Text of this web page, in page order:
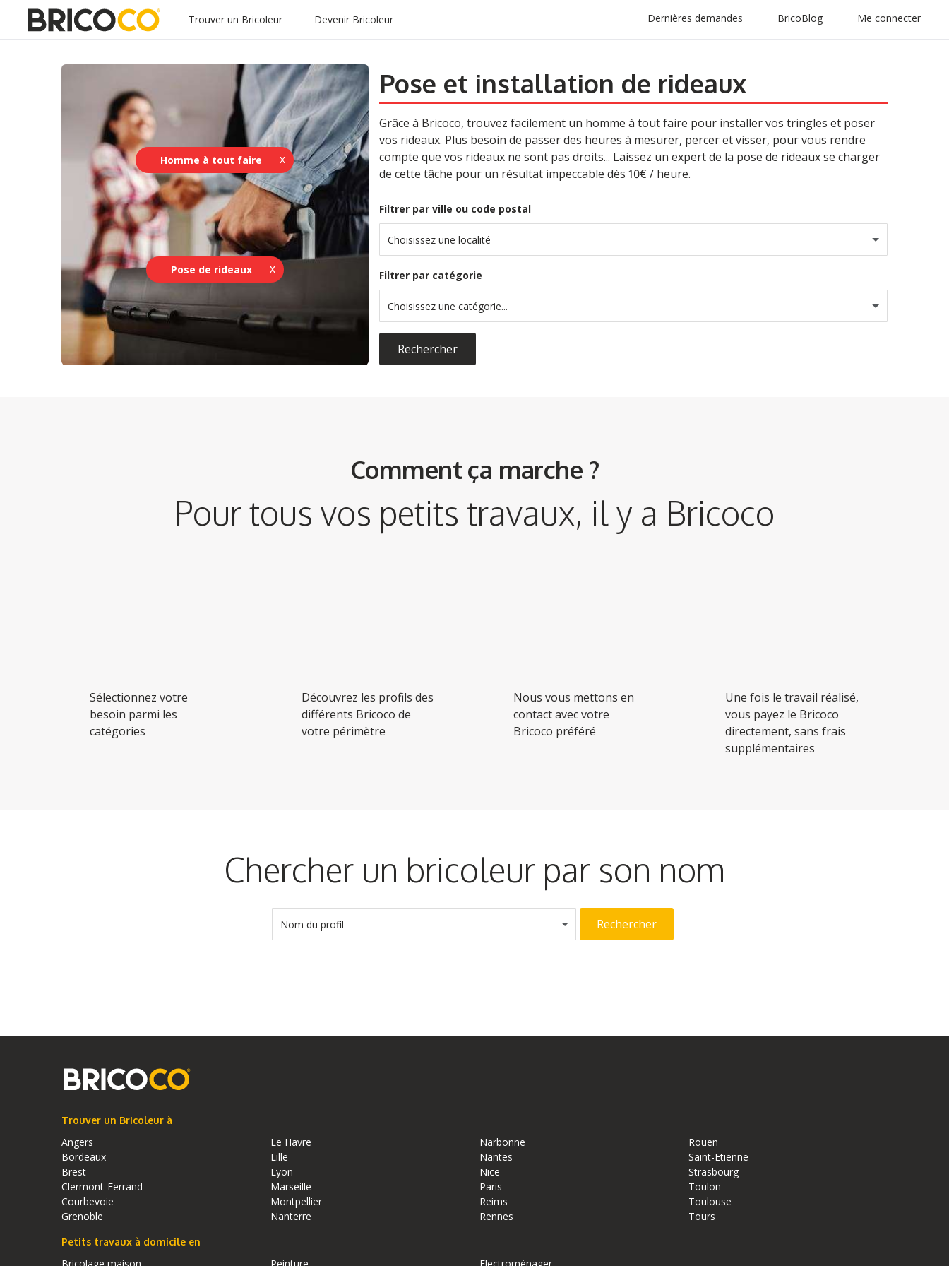
Trouver un Bricoleur Devenir Bricoleur Dernières demandes BricoBlog Me connecter
Homme à tout faire
Pose de rideaux
Pose et installation de rideaux
Grâce à Bricoco, trouvez facilement un homme à tout faire pour installer vos tringles et poser
vos rideaux. Plus besoin de passer des heures à mesurer, percer et visser, pour vous rendre
compte que vos rideaux ne sont pas droits... Laissez un expert de la pose de rideaux se charger
de cette tâche pour un résultat impeccable dès 10€ / heure.
Filtrer par ville ou code postal
Choisissez une localité
Filtrer par catégorie
Choisissez une catégorie...
Rechercher
Comment ça marche ?
Pour tous vos petits travaux, il y a Bricoco
Sélectionnez votre
besoin parmi les
catégories
Découvrez les profils des
différents Bricoco de
votre périmètre
Nous vous mettons en
contact avec votre
Bricoco préféré
Une fois le travail réalisé,
vous payez le Bricoco
directement, sans frais
supplémentaires
Chercher un bricoleur par son nom
Nom du profil Rechercher
Trouver un Bricoleur à
Angers
Bordeaux
Brest
Clermont-Ferrand
Courbevoie
Grenoble
Le Havre
Lille
Lyon
Marseille
Montpellier
Nanterre
Narbonne
Nantes
Nice
Paris
Reims
Rennes
Rouen
Saint-Etienne
Strasbourg
Toulon
Toulouse
Tours
Petits travaux à domicile en